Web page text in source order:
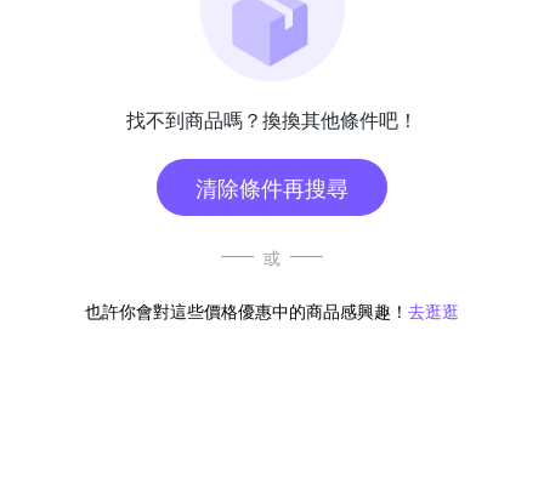
找不到商品嗎？換換其他條件吧！
清除條件再搜尋
或
也許你會對這些價格優惠中的商品感興趣！ 去逛逛